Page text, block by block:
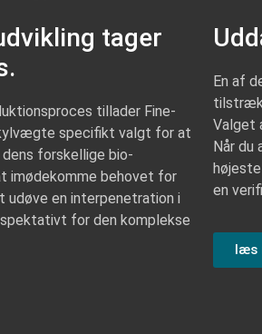
tager
tillader Fine-
specifikt valgt for at
forskellige bio-
imødekomme behovet for
en interpenetration i
for den komplekse
En af
Valget
Når du
en
læs